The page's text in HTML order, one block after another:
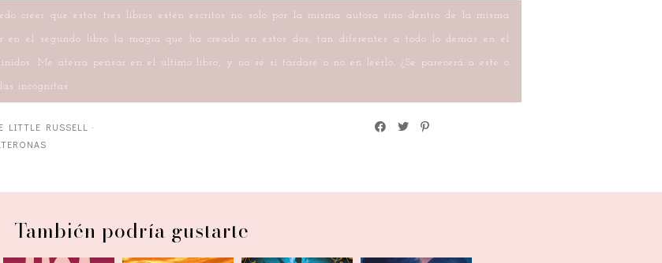
creer que estos tres libros estén escritos no solo por la misma autora sino dentro de la misma
en el segundo libro la magia que ha creado en estos dos, tan diferentes a todo lo demás en el
Me aterra pensar en el último libro, y no sé si tardaré o no en leerlo. ¿Se parecerá a este o
incógnitas.
LITTLE RUSSELL ·
También podría gustarte